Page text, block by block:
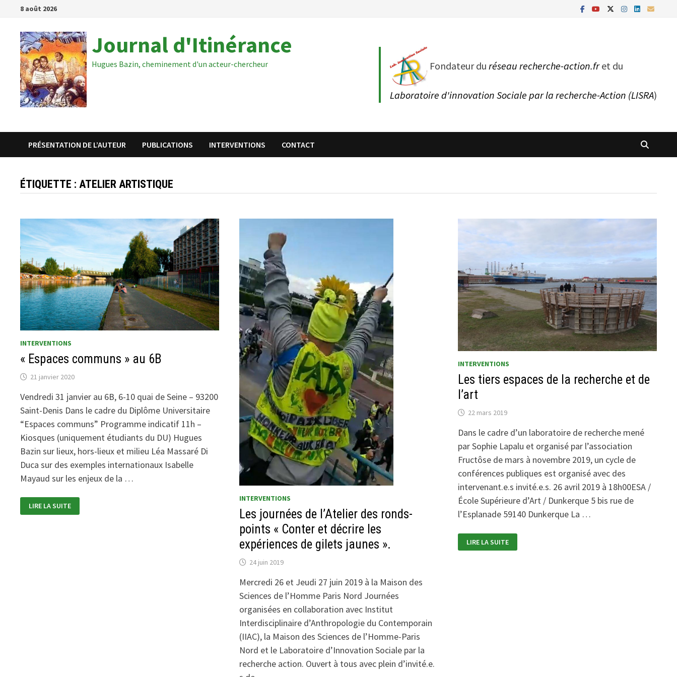
Passer
contenu
8 août 2026
Journal d'Itinérance
Hugues Bazin, cheminement d'un acteur-chercheur Fondateur du réseau recherche-action.fret du
Laboratoire d'innovation Sociale par la recherche-Action (LISRA)
PRÉSENTATION DE L’AUTEUR PUBLICATIONS INTERVENTIONS CONTACT
ÉTIQUETTE : ATELIER ARTISTIQUE
INTERVENTIONS
« Espaces communs » au 6B
21 janvier 2020
Vendredi 31 janvier au 6B, 6-10 quai de Seine – 93200
Saint-Denis Dans le cadre du Diplôme Universitaire
“Espaces communs” Programme indicatif 11h –
Kiosques (uniquement étudiants du DU) Hugues
Bazin sur lieux, hors-lieux et milieu Léa Massaré Di
Duca sur des exemples internationaux Isabelle
Mayaud sur les enjeux de la …
« ESPACES
COMMUNS »
AU
LIRE LA SUITE
INTERVENTIONS
Les journées de l’Atelier des ronds-
points « Conter et décrire les
expériences de gilets jaunes ».
24 juin 2019
Mercredi 26 et Jeudi 27 juin 2019 à la Maison des
Sciences de l’Homme Paris Nord Journées
organisées en collaboration avec Institut
Interdisciplinaire d’Anthropologie du Contemporain
(IIAC), la Maison des Sciences de l’Homme-Paris
Nord et le Laboratoire d’Innovation Sociale par la
recherche action. Ouvert à tous avec plein d’invité.e.
INTERVENTIONS
Les tiers espaces de la recherche et de
l’art
22 mars 2019
Dans le cadre d’un laboratoire de recherche mené
par Sophie Lapalu et organisé par l’association
Fructôse de mars à novembre 2019, un cycle de
conférences publiques est organisé avec des
intervenant.e.s invité.e.s. 26 avril 2019 à 18h00ESA /
École Supérieure d’Art / Dunkerque 5 bis rue de
l’Esplanade 59140 Dunkerque La …
TIERS
ESPACES
LIRE LA SUITE